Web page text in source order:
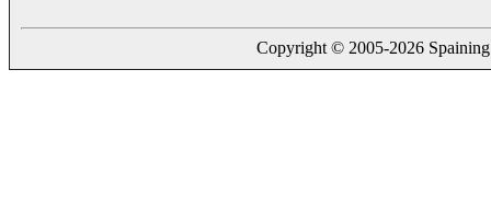
Copyright © 2005-2026